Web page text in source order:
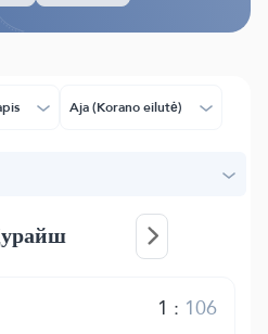
Aja (Korano eilutė)
1 : 106